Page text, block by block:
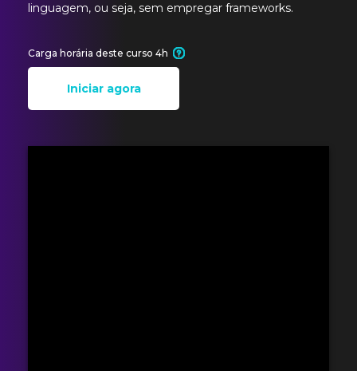
linguagem, ou seja, sem empregar frameworks.
Iniciar agora
Carga horária deste curso 4h